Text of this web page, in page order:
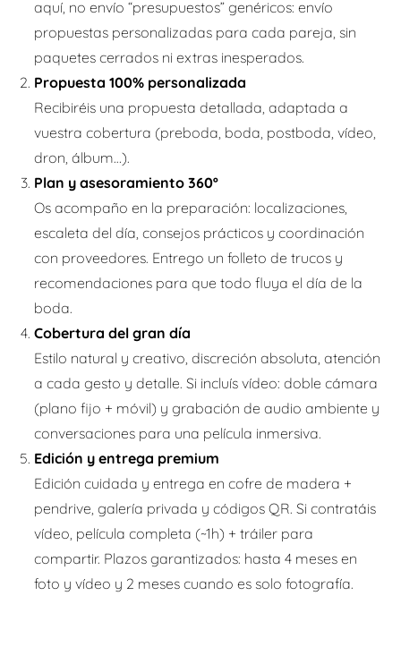
aquí, no envío “presupuestos” genéricos: envío
propuestas personalizadas para cada pareja, sin
paquetes cerrados ni extras inesperados.
Propuesta 100% personalizada
Recibiréis una propuesta detallada, adaptada a
vuestra cobertura (preboda, boda, postboda, vídeo,
dron, álbum…).
Plan y asesoramiento 360º
Os acompaño en la preparación: localizaciones,
escaleta del día, consejos prácticos y coordinación
con proveedores. Entrego un folleto de trucos y
recomendaciones para que todo fluya el día de la
boda.
Cobertura del gran día
Estilo natural y creativo, discreción absoluta, atención
a cada gesto y detalle. Si incluís vídeo: doble cámara
(plano fijo + móvil) y grabación de audio ambiente y
conversaciones para una película inmersiva.
Edición y entrega premium
Edición cuidada y entrega en cofre de madera +
pendrive, galería privada y códigos QR. Si contratáis
vídeo, película completa (~1h) + tráiler para
compartir. Plazos garantizados: hasta 4 meses en
foto y vídeo y 2 meses cuando es solo fotografía.